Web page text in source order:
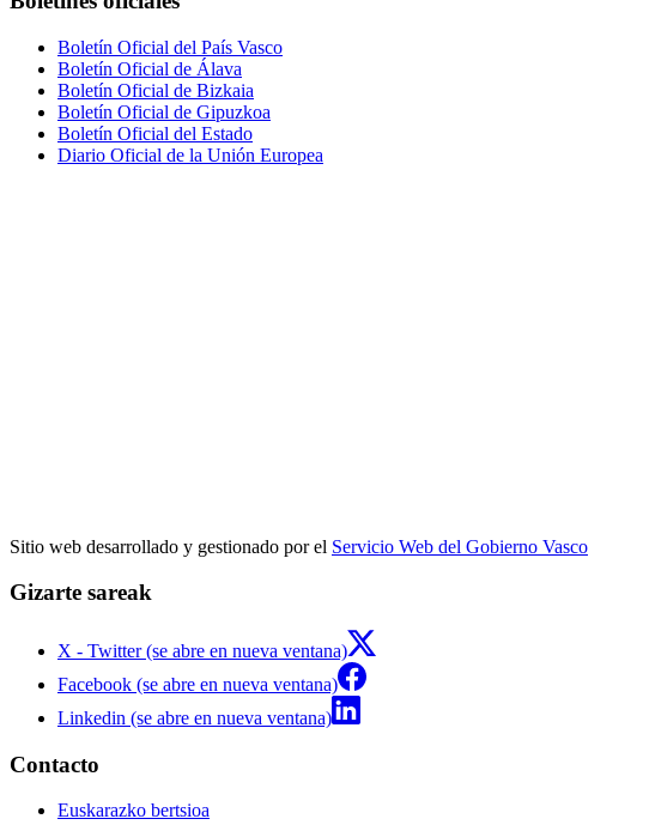
Boletín Oficial del País Vasco
Boletín Oficial de Álava
Boletín Oficial de Bizkaia
Boletín Oficial de Gipuzkoa
Boletín Oficial del Estado
Diario Oficial de la Unión Europea
Sitio web desarrollado y gestionado por el Servicio Web del Gobierno Vasco
Gizarte sareak
X - Twitter (se abre en nueva ventana)
Facebook (se abre en nueva ventana)
Linkedin (se abre en nueva ventana)
Contacto
Euskarazko bertsioa